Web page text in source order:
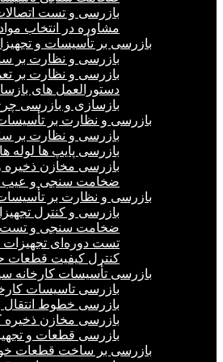
بازرسی و تست
مشاوره در انتخاب
بازرسی بر تأسیسات و
بازرسی و نظارت بر
بازرسی و نظارت بر
دستورالعمل های
بازسازی و بازرسی
بازرسی و نظارت بر
بازرسی و نظارت بر
بازرسی پایپ ها لوله
بازرسی مخازن ذخیره
ضخامت سنجی و عیب
بازرسی و نظارت بر
بازرسی و کنترل
ضخامت سنجی و تست
تست دوره‌ای تجهیزات
کنترل کیفیت قطعات
بازرسی تأسیسات کارخانه
بازرسی تاسیسات
بازرسی خطوط انتقال
بازرسی مخازن ذخیره
بازرسی قطعات و
بازرسی بر ساخت قطعات